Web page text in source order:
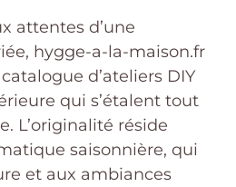
attentes d’une
hygge-a-la-maison.fr
d’ateliers DIY
qui s’étalent tout
L’originalité réside
saisonnière, qui
et aux ambiances